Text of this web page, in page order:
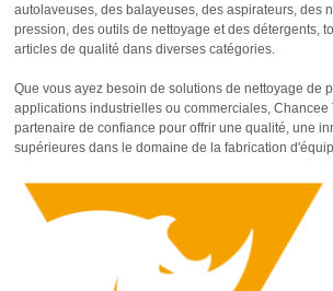
autolaveuses, des balayeuses, des aspirateurs, des
pression, des outils de nettoyage et des détergents,
articles de qualité dans diverses catégories.
Que vous ayez besoin de solutions de nettoyage de
applications industrielles ou commerciales, Chancee
partenaire de confiance pour offrir une qualité, une
supérieures dans le domaine de la fabrication